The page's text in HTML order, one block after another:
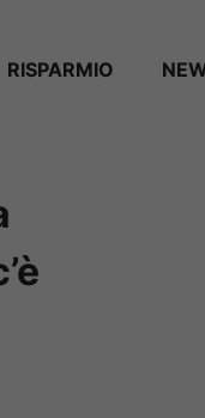
RISPARMIO